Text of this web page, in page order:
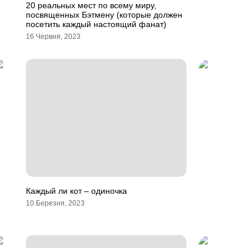
20 реальных мест по всему миру,
посвященных Бэтмену (которые должен
посетить каждый настоящий фанат)
16 Червня, 2023
Каждый ли кот – одиночка
10 Березня, 2023